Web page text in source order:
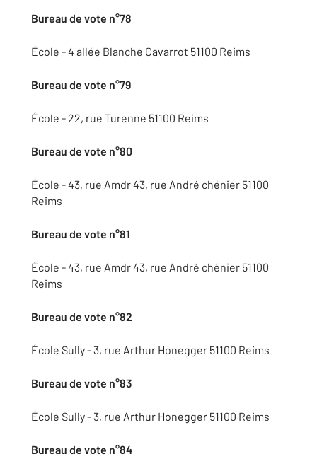
Bureau de vote n°78
École - 4 allée Blanche Cavarrot 51100 Reims
Bureau de vote n°79
École - 22, rue Turenne 51100 Reims
Bureau de vote n°80
École - 43, rue Amdr 43, rue André chénier 51100
Reims
Bureau de vote n°81
École - 43, rue Amdr 43, rue André chénier 51100
Reims
Bureau de vote n°82
École Sully - 3, rue Arthur Honegger 51100 Reims
Bureau de vote n°83
École Sully - 3, rue Arthur Honegger 51100 Reims
Bureau de vote n°84